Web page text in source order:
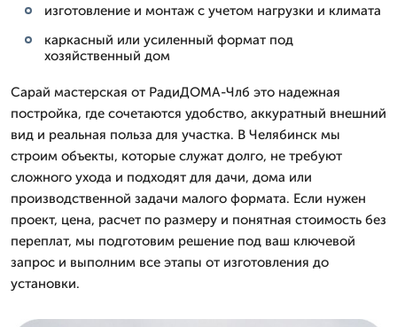
изготовление и монтаж с учетом нагрузки и климата
каркасный или усиленный формат под
хозяйственный дом
Сарай мастерская от РадиДОМА-Члб это надежная
постройка, где сочетаются удобство, аккуратный внешний
вид и реальная польза для участка. В Челябинск мы
строим объекты, которые служат долго, не требуют
сложного ухода и подходят для дачи, дома или
производственной задачи малого формата. Если нужен
проект, цена, расчет по размеру и понятная стоимость без
переплат, мы подготовим решение под ваш ключевой
запрос и выполним все этапы от изготовления до
установки.